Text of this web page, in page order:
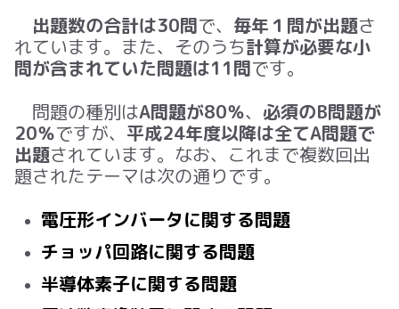
出題数の合計は30問で、 毎年１問が出題さ
れています。また、そのうち計算が必要な小
問が含まれていた問題は11問です。
問題の種別はA問題が80％、 必須のB問題が
20％ですが、 平成24年度以降は全てA問題で
出題されています。なお、これまで複数回出
題されたテーマは次の通りです。
電圧形インバータに関する問題
チョッパ回路に関する問題
半導体素子に関する問題